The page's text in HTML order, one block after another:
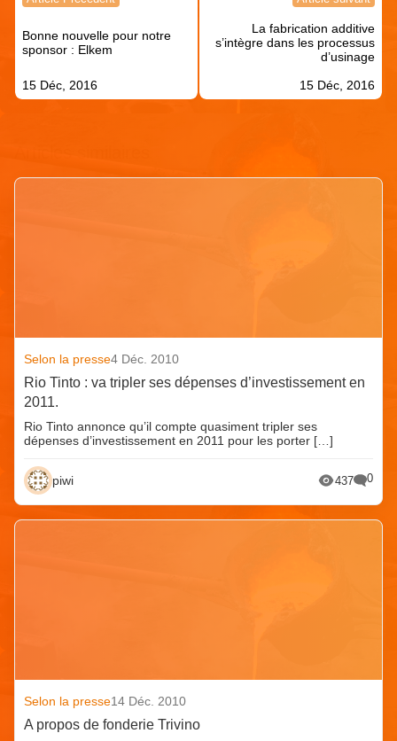
l’article
Bonne nouvelle pour notre
sponsor : Elkem
15 Déc, 2016
La fabrication additive
s’intègre dans les processus
d’usinage
15 Déc, 2016
Selon la presse4 Déc. 2010
Rio Tinto : va tripler ses dépenses d’investissement en
2011.
Rio Tinto annonce qu’il compte quasiment tripler ses
dépenses d’investissement en 2011 pour les porter […]
piwi 437 0
Selon la presse14 Déc. 2010
A propos de fonderie Trivino